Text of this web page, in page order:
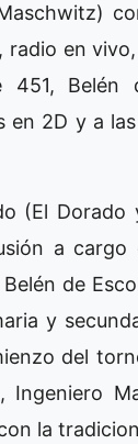
radio en
Belén
en 2D y a
(El Dorado
a cargo
de
y
del
Ingeniero
la